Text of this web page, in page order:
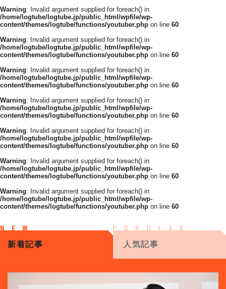
Warning: Invalid argument supplied for foreach() in
/home/logtube/logtube.jp/public_html/wpfile/wp-
content/themes/logtube/functions/youtuber.php on line 60
Warning: Invalid argument supplied for foreach() in
/home/logtube/logtube.jp/public_html/wpfile/wp-
content/themes/logtube/functions/youtuber.php on line 60
Warning: Invalid argument supplied for foreach() in
/home/logtube/logtube.jp/public_html/wpfile/wp-
content/themes/logtube/functions/youtuber.php on line 60
Warning: Invalid argument supplied for foreach() in
/home/logtube/logtube.jp/public_html/wpfile/wp-
content/themes/logtube/functions/youtuber.php on line 60
Warning: Invalid argument supplied for foreach() in
/home/logtube/logtube.jp/public_html/wpfile/wp-
content/themes/logtube/functions/youtuber.php on line 60
Warning: Invalid argument supplied for foreach() in
/home/logtube/logtube.jp/public_html/wpfile/wp-
content/themes/logtube/functions/youtuber.php on line 60
Warning: Invalid argument supplied for foreach() in
/home/logtube/logtube.jp/public_html/wpfile/wp-
content/themes/logtube/functions/youtuber.php on line 60
新着記事 人気記事